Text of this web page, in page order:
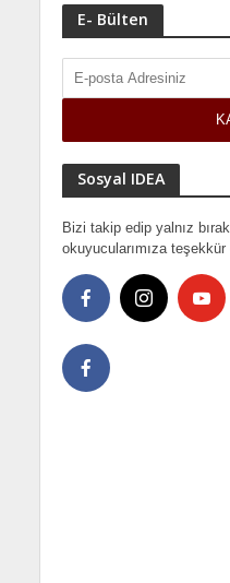
E- Bülten
Sosyal IDEA
Bizi takip edip yalnız
okuyucularımıza teşekkür